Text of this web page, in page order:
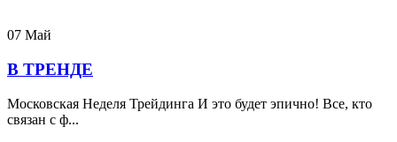
07 Май
В ТРЕНДЕ
Московская Неделя Трейдинга И это будет эпично! Все, кто
связан с ф...